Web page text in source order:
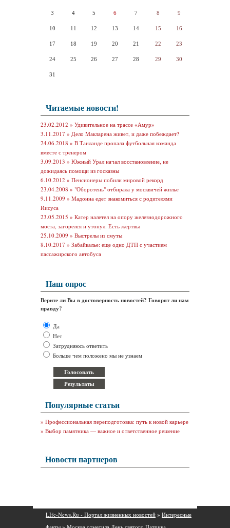
3 4 5 6 7 8 9
10 11 12 13 14 15 16
17 18 19 20 21 22 23
24 25 26 27 28 29 30
31
Читаемые новости!
23.02.2012 » Удивительное на трассе «Амур»
3.11.2017 » Дело Макларена живет, и даже побеждает?
24.06.2018 » В Таиланде пропала футбольная команда
вместе с тренером
3.09.2013 » Южный Урал начал восстановление, не
дожидаясь помощи из госказны
6.10.2012 » Пенсионеры побили мировой рекорд
23.04.2008 » "Оборотень" отбирала у москвичей жилье
9.11.2009 » Мадонна едет знакомиться с родителями
Иисуса
23.05.2015 » Катер налетел на опору железнодорожного
моста, загорелся и утонул. Есть жертвы
25.10.2009 » Выстрелы из смуты
8.10.2017 » Забайкалье: еще одно ДТП с участием
пассажирского автобуса
Наш опрос
Верите ли Вы в достоверность новостей? Говорят ли нам
правду?
Да
Нет
Затрудняюсь ответить
Больше чем положено мы не узнаем
Популярные статьи
» Профессиональная переподготовка: путь к новой карьере
» Выбор памятника — важное и ответственное решение
Новости партнеров
LIfe-News.Ru - Портал жизненных новостей » Интересные